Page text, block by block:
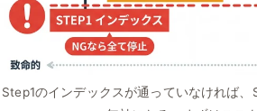
Step1のインデックスが通っていなければ